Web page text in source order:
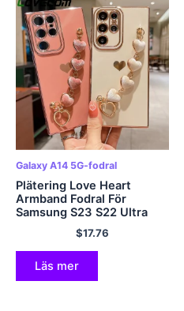
Galaxy A14 5G-fodral
Plätering Love Heart
Armband Fodral För
Samsung S23 S22 Ultra
S20 FE S21 Plus A54 A34
A52 A53 A23 A14 A12 A13
5G handledskedjeskydd
$17.76
Läs mer